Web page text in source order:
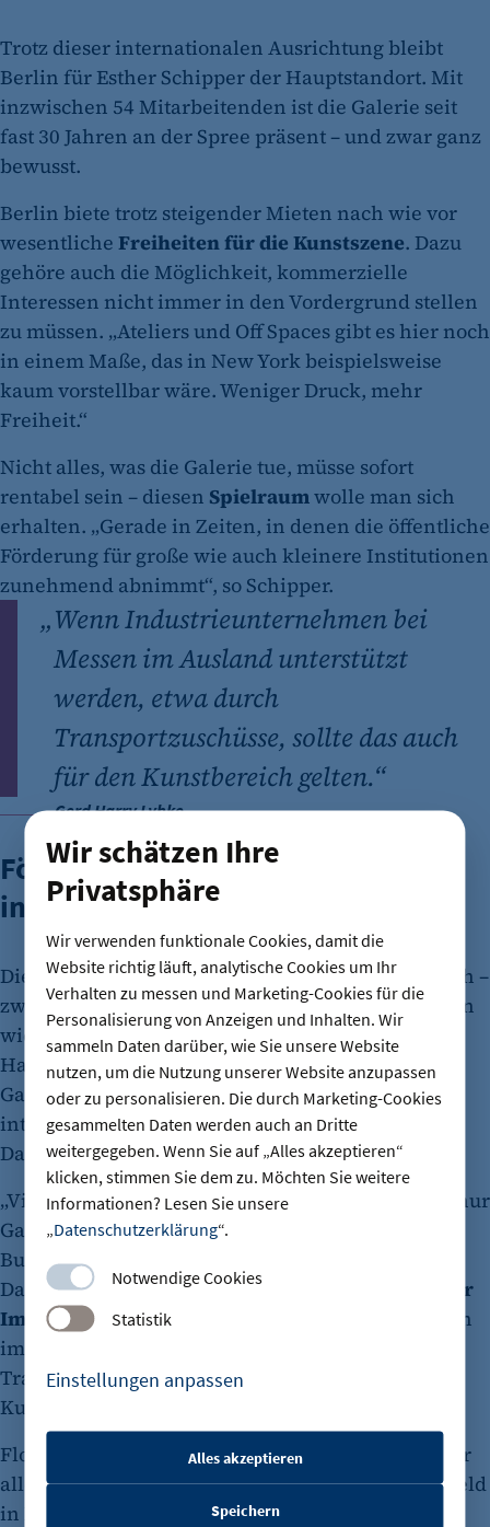
Wir schätzen Ihre
Privatsphäre
Wir verwenden funktionale Cookies, damit die
Website richtig läuft, analytische Cookies um Ihr
Verhalten zu messen und Marketing-Cookies für die
Personalisierung von Anzeigen und Inhalten. Wir
sammeln Daten darüber, wie Sie unsere Website
nutzen, um die Nutzung unserer Website anzupassen
oder zu personalisieren. Die durch Marketing-Cookies
gesammelten Daten werden auch an Dritte
weitergegeben. Wenn Sie auf „Alles akzeptieren“
klicken, stimmen Sie dem zu. Möchten Sie weitere
Informationen? Lesen Sie unsere
„Datenschutzerklärung“.
Notwendige Cookies
Statistik
Einstellungen anpassen
etracker Sitzungs-Cookie
Alles akzeptieren
Speichern
Trotz dieser internationalen Ausrichtung bleibt
Berlin für Esther Schipper der Hauptstandort. Mit
inzwischen 54 Mitarbeitenden ist die Galerie seit
fast 30 Jahren an der Spree präsent – und zwar ganz
bewusst.
Berlin biete trotz steigender Mieten nach wie vor
wesentliche Freiheiten für die Kunstszene. Dazu
gehöre auch die Möglichkeit, kommerzielle
Interessen nicht immer in den Vordergrund stellen
zu müssen. „Ateliers und Off Spaces gibt es hier noch
in einem Maße, das in New York beispielsweise
kaum vorstellbar wäre. Weniger Druck, mehr
Freiheit.“
Nicht alles, was die Galerie tue, müsse sofort
rentabel sein – diesen Spielraumwolle man sich
erhalten. „Gerade in Zeiten, in denen die öffentliche
Förderung für große wie auch kleinere Institutionen
zunehmend abnimmt“, so Schipper.
„Wenn Industrieunternehmen bei
Messen im Ausland unterstützt
werden, etwa durch
Transportzuschüsse, sollte das auch
für den Kunstbereich gelten.“
Gerd Harry Lybke
EIGEN + ART
Förderbedarf für einen
internationalen Standort
Die Dichte an Galerien ist in Berlin weiterhin hoch –
zwischen 300 und 400. Damit zählt die Stadt zu den
wichtigsten Kunstmetropolen Europas. Für die
Hauptstadt ist diese Struktur einStandortvorteil
Galerien schaffen Öffentlichkeit, ziehen
internationales Publikum an und sichern Arbeit.
Davon profitiert Berlin.
„Viele Menschen arbeiten in diesem Feld – nicht nur
Galerist und Künstler, sondern auch Fotograf und
Buchdrucker, ohne die es keine Kataloge gäbe.“
Daraus ergibt sich für Lybke ein
kulturpolitischer
Impuls: „Wenn Industrieunternehmen bei Messen
im Ausland unterstützt werden, etwa durch
Transportzuschüsse, sollte das auch für den
Kunstbereich gelten.“
Florian Wojnar sieht das ähnlich: „Uns bereitet vor
allem Sorgen, dass immer weniger öffentliches Geld
in Institutionen fließt, insbesondere in kleinere